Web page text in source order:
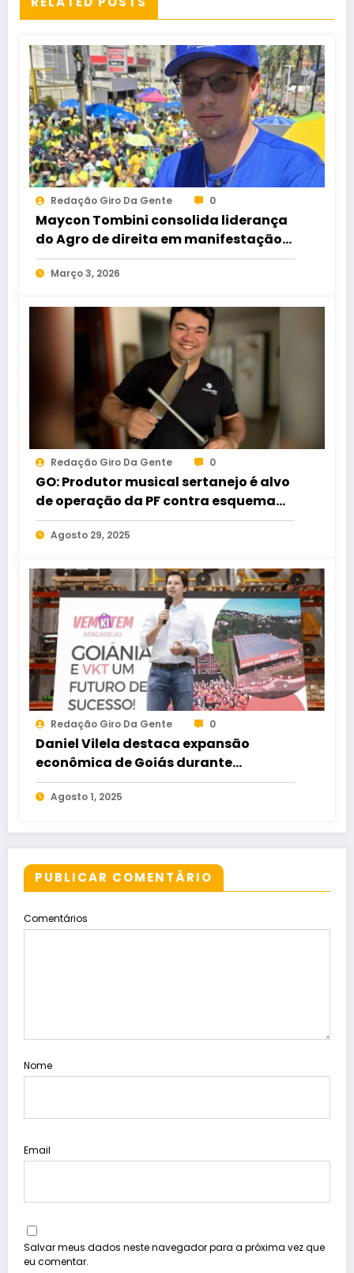
Redação Giro Da Gente 0
Maycon Tombini consolida liderança
do Agro de direita em manifestação
“Acorda Brasil” em Goiânia
Março 3, 2026
Redação Giro Da Gente 0
GO: Produtor musical sertanejo é alvo
de operação da PF contra esquema
bilionário ligado ao PCC
Agosto 29, 2025
Redação Giro Da Gente 0
Daniel Vilela destaca expansão
econômica de Goiás durante
inauguração de atacarejo em
Goiânia
Agosto 1, 2025
PUBLICAR COMENTÁRIO
Comentários
Nome
Email
Salvar meus dados neste navegador para a próxima vez que
eu comentar.